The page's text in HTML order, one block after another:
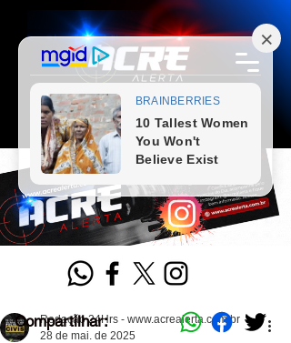
Redação 24Hrs - www.acrealerta.com.br
28 de mai. de 2025
Compartilhar: